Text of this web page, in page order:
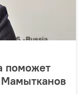
поможет
Мамытканов